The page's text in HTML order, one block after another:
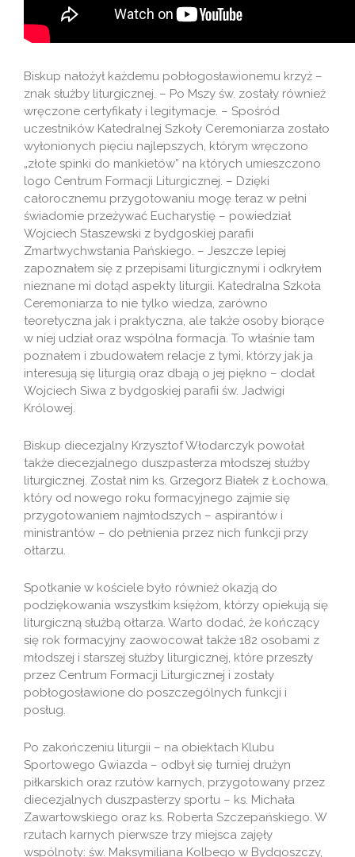
Biskup nałożył każdemu pobłogosławionemu krzyż –
znak służby liturgicznej. – Po Mszy św. zostały również
wręczone certyfikaty i legitymacje. – Spośród
uczestników Katedralnej Szkoły Ceremoniarza zostało
wyłonionych pięciu najlepszych, którym wręczono
„złote spinki do mankietów” na których umieszczono
logo Centrum Formacji Liturgicznej. – Dzięki
całorocznemu przygotowaniu mogę teraz w pełni
świadomie przeżywać Eucharystię – powiedział
Wojciech Staszewski z bydgoskiej parafii
Zmartwychwstania Pańskiego. – Jeszcze lepiej
zapoznałem się z przepisami liturgicznymi i odkryłem
nieznane mi dotąd aspekty liturgii. Katedralna Szkoła
Ceremoniarza to nie tylko wiedza, zarówno
teoretyczna jak i praktyczna, ale także osoby biorące
w niej udział oraz wspólna formacja. To właśnie tam
poznałem i zbudowałem relacje z tymi, którzy jak ja
interesują się liturgią oraz dbają o jej piękno – dodał
Wojciech Siwa z bydgoskiej parafii św. Jadwigi
Królowej.
Biskup diecezjalny Krzysztof Włodarczyk powołał
także diecezjalnego duszpasterza młodszej służby
liturgicznej. Został nim ks. Grzegorz Białek z Łochowa,
który od nowego roku formacyjnego zajmie się
przygotowaniem najmłodszych – aspirantów i
ministrantów – do pełnienia przez nich funkcji przy
ołtarzu.
Spotkanie w kościele było również okazją do
podziękowania wszystkim księżom, którzy opiekują się
liturgiczną służbą ołtarza. Warto dodać, że kończący
się rok formacyjny zaowocował także 182 osobami z
młodszej i starszej służby liturgicznej, które przeszły
przez Centrum Formacji Liturgicznej i zostały
pobłogosławione do poszczególnych funkcji i
posług.
Po zakończeniu liturgii – na obiektach Klubu
Sportowego Gwiazda – odbył się turniej drużyn
piłkarskich oraz rzutów karnych, przygotowany przez
diecezjalnych duszpasterzy sportu – ks. Michała
Zawartowskiego oraz ks. Roberta Szczepańskiego. W
rzutach karnych pierwsze trzy miejsca zajęły
wspólnoty: św. Maksymiliana Kolbego w Bydgoszczy,